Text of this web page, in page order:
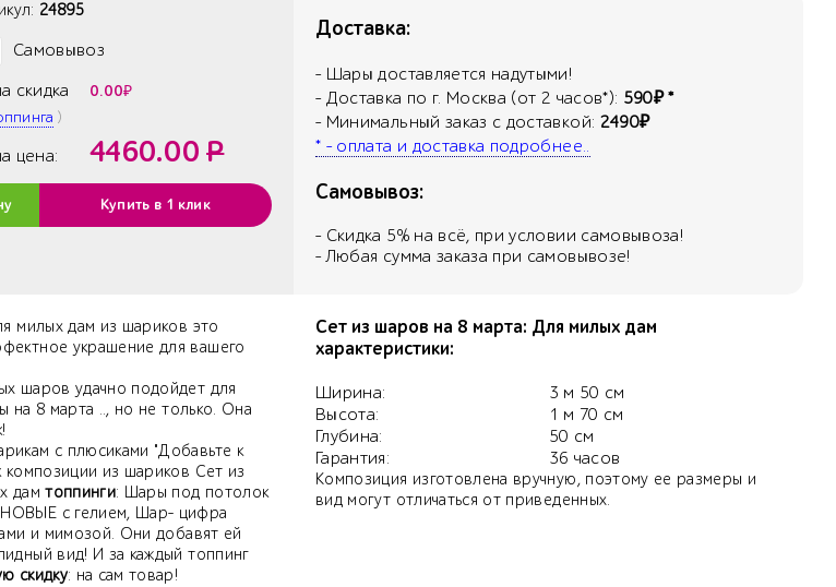
24895
Самовывоз
скидка 0.00₽
)
цена: 4460.00 Р
Купить в 1 клик
Доставка:
- Шары доставляется надутыми!
- Доставка по г. Москва (от 2 часов*): 590₽ *
- Минимальный заказ с доставкой: 2490₽
* - оплата и доставка подробнее..
Самовывоз:
- Скидка 5% на всё, при условии самовывоза!
- Любая сумма заказа при самовывозе!
милых дам из шариков это
украшение для вашего
шаров удачно подойдет для
на 8 марта .., но не только. Она
с плюсиками "Добавьте к
композиции из шариков Сет из
дамтоппинги: Шары под потолок
с гелием, Шар- цифра
и мимозой. Они добавят ей
вид! И за каждый топпинг
скидку: на сам товар!
Сет из шаров на 8 марта: Для милых дам
характеристики:
Ширина:
Высота:
Глубина:
Гарантия:
3 м 50 см
1 м 70 см
50 см
36 часов
Композиция изготовлена вручную, поэтому ее размеры и
вид могут отличаться от приведенных.